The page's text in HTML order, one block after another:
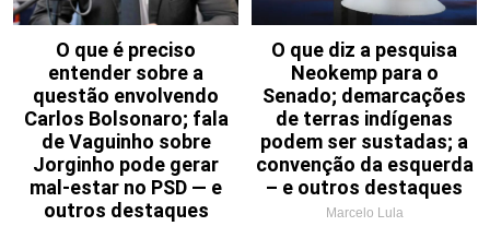
O que é preciso
entender sobre a
questão envolvendo
Carlos Bolsonaro; fala
de Vaguinho sobre
Jorginho pode gerar
mal-estar no PSD — e
outros destaques
O que diz a pesquisa
Neokemp para o
Senado; demarcações
de terras indígenas
podem ser sustadas; a
convenção da esquerda
– e outros destaques
Marcelo Lula